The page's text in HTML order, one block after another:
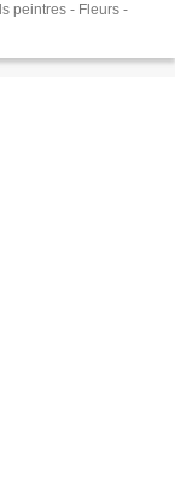
peintres - Fleurs -